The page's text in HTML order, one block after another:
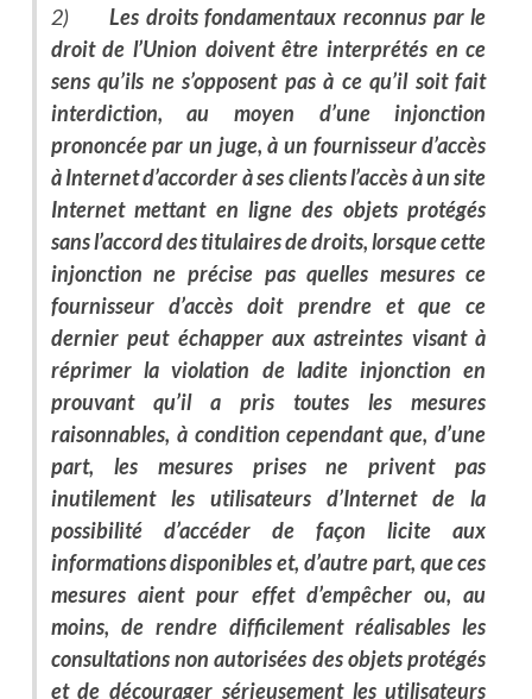
2) Les droits fondamentaux reconnus par le
droit de l’Union doivent être interprétés en ce
sens qu’ils ne s’opposent pas à ce qu’il soit fait
interdiction, au moyen d’une injonction
prononcée par un juge, à un fournisseur d’accès
à Internet d’accorder à ses clients l’accès à un site
Internet mettant en ligne des objets protégés
sans l’accord des titulaires de droits, lorsque cette
injonction ne précise pas quelles mesures ce
fournisseur d’accès doit prendre et que ce
dernier peut échapper aux astreintes visant à
réprimer la violation de ladite injonction en
prouvant qu’il a pris toutes les mesures
raisonnables, à condition cependant que, d’une
part, les mesures prises ne privent pas
inutilement les utilisateurs d’Internet de la
possibilité d’accéder de façon licite aux
informations disponibles et, d’autre part, que ces
mesures aient pour effet d’empêcher ou, au
moins, de rendre difficilement réalisables les
consultations non autorisées des objets protégés
et de décourager sérieusement les utilisateurs